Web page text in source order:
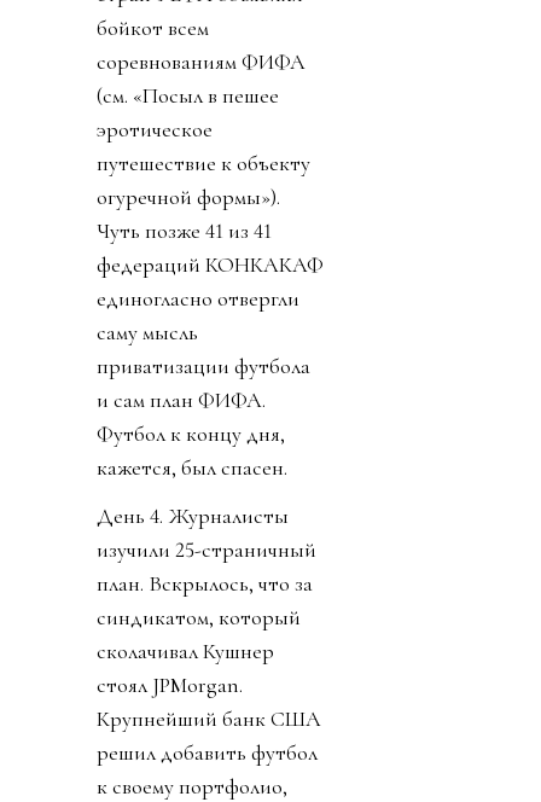
бойкот всем
соревнованиям ФИФА
(см. «Посыл в пешее
эротическое
путешествие к объекту
огуречной формы»).
Чуть позже 41 из 41
федераций КОНКАКАФ
единогласно отвергли
саму мысль
приватизации футбола
и сам план ФИФА.
Футбол к концу дня,
кажется, был спасен.
День 4. Журналисты
изучили 25-страничный
план. Вскрылось, что за
синдикатом, который
сколачивал Кушнер
стоял JPMorgan.
Крупнейший банк США
решил добавить футбол
к своему портфолио,